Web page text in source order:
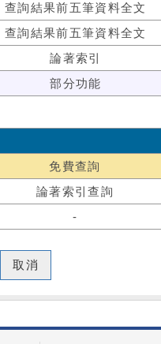
查詢結果前五筆資料全文
查詢結果前五筆資料全文
論著索引
部分功能
免費查詢
論著索引查詢
-
取消